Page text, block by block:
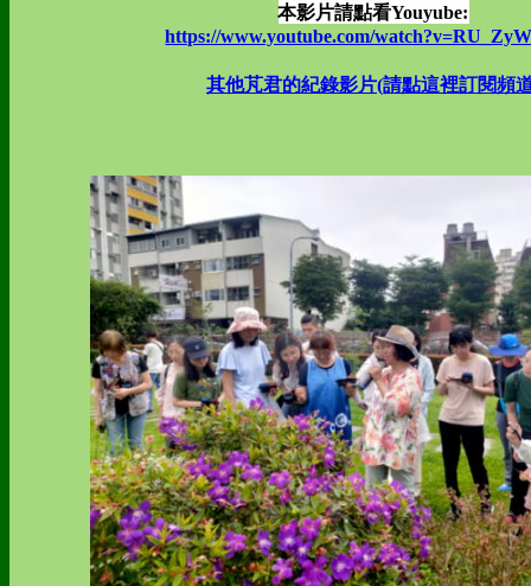
本影片請點看Youyube:
https://www.youtube.com/
其他芃君的紀錄影片(請點這裡訂閱頻